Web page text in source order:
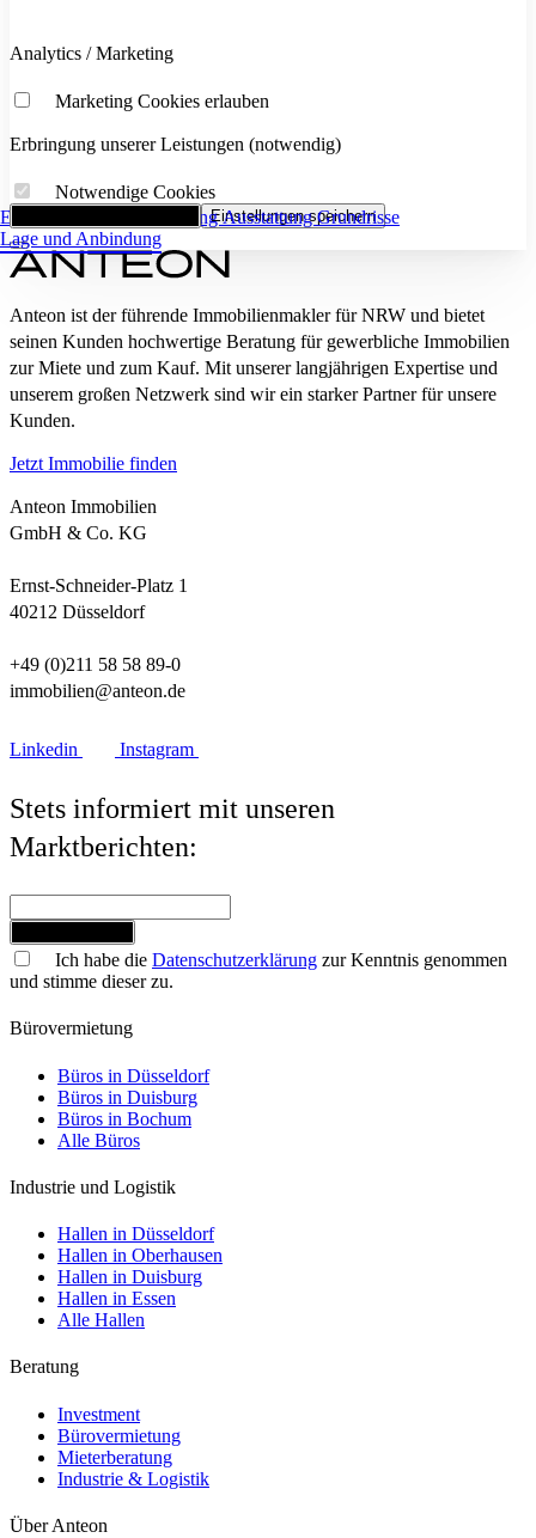
Eckdaten FlächenaufstellungAusstattungGrundrisse
Lage und Anbindung
Analytics / Marketing
Marketing Cookies erlauben
Erbringung unserer Leistungen (notwendig)
Notwendige Cookies
Einstellungen speichern
Anteon ist der führende Immobilienmakler für NRW und bietet
seinen Kunden hochwertige Beratung für gewerbliche Immobilien
zur Miete und zum Kauf. Mit unserer langjährigen Expertise und
unserem großen Netzwerk sind wir ein starker Partner für unsere
Kunden.
Jetzt Immobilie finden
Anteon Immobilien
GmbH & Co. KG
Ernst-Schneider-Platz 1
40212 Düsseldorf
+49 (0)211 58 58 89-0
immobilien@anteon.de
Linkedin Instagram
Stets informiert mit unseren
Marktberichten:
Ich habe die Datenschutzerklärung zur Kenntnis genommen
und stimme dieser zu.
Bürovermietung
Büros in Düsseldorf
Büros in Duisburg
Büros in Bochum
Alle Büros
Industrie und Logistik
Hallen in Düsseldorf
Hallen in Oberhausen
Hallen in Duisburg
Hallen in Essen
Alle Hallen
Beratung
Investment
Bürovermietung
Mieterberatung
Industrie & Logistik
Über Anteon